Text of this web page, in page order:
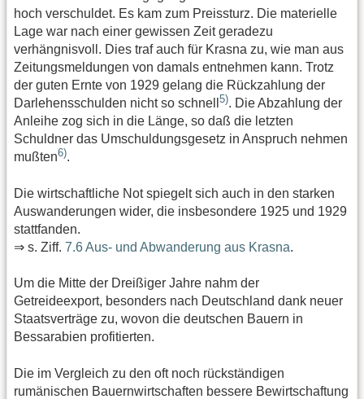
hoch verschuldet. Es kam zum Preissturz. Die materielle
Lage war nach einer gewissen Zeit geradezu
verhängnisvoll. Dies traf auch für Krasna zu, wie man aus
Zeitungsmeldungen von damals entnehmen kann. Trotz
der guten Ernte von 1929 gelang die Rückzahlung der
Darlehensschulden nicht so schnell 5). Die Abzahlung der
Anleihe zog sich in die Länge, so daß die letzten
Schuldner das Umschuldungsgesetz in Anspruch nehmen
mußten6).
Die wirtschaftliche Not spiegelt sich auch in den starken
Auswanderungen wider, die insbesondere 1925 und 1929
stattfanden.
⇒ s. Ziff. 7.6 Aus- und Abwanderung aus Krasna.
Um die Mitte der Dreißiger Jahre nahm der
Getreideexport, besonders nach Deutschland dank neuer
Staatsverträge zu, wovon die deutschen Bauern in
Bessarabien profitierten.
Die im Vergleich zu den oft noch rückständigen
rumänischen Bauernwirtschaften bessere Bewirtschaftung